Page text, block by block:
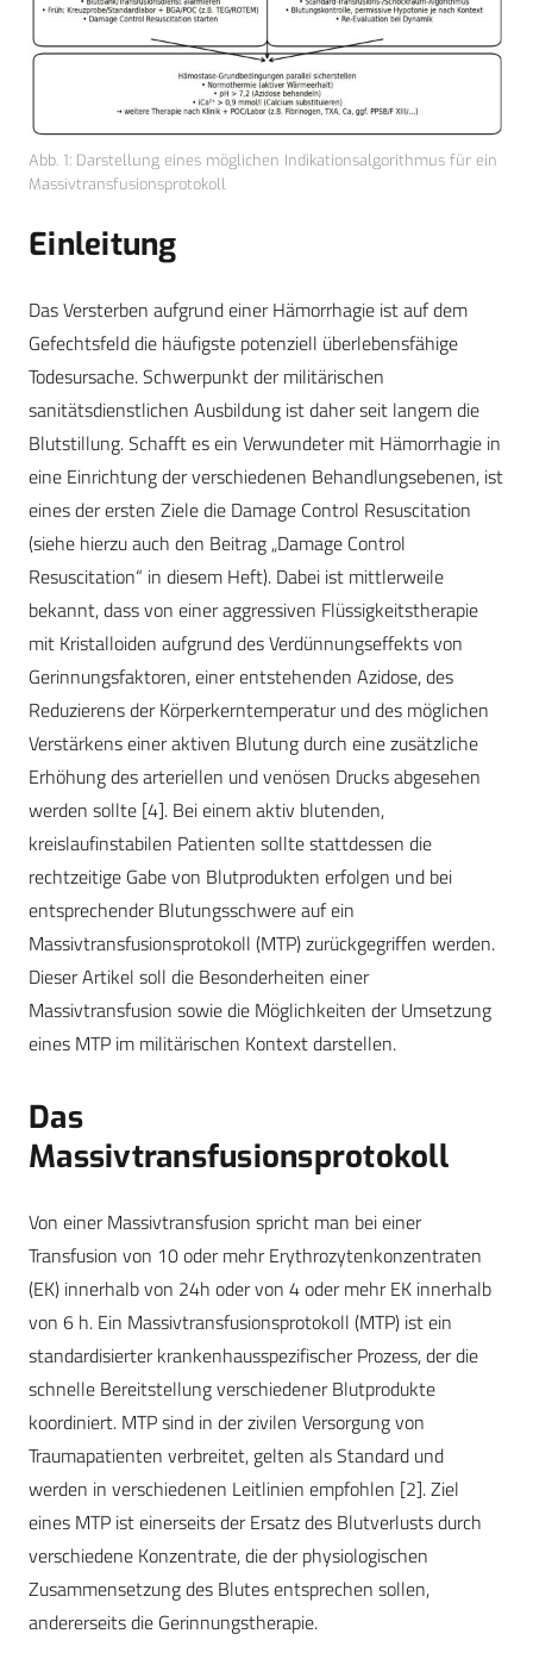
Abb. 1: Darstellung eines möglichen Indikationsalgorithmus für ein
Massivtransfusionsprotokoll
Einleitung
Das Versterben aufgrund einer Hämorrhagie ist auf dem
Gefechtsfeld die häufigste potenziell überlebensfähige
Todesursache. Schwerpunkt der militärischen
sanitätsdienstlichen Ausbildung ist daher seit langem die
Blutstillung. Schafft es ein Verwundeter mit Hämorrhagie in
eine Einrichtung der verschiedenen Behandlungsebenen, ist
eines der ersten Ziele die Damage Control Resuscitation
(siehe hierzu auch den Beitrag „Damage Control
Resuscitation“ in diesem Heft). Dabei ist mittlerweile
bekannt, dass von einer aggressiven Flüssigkeitstherapie
mit Kristalloiden aufgrund des Verdünnungseffekts von
Gerinnungsfaktoren, einer entstehenden Azidose, des
Reduzierens der Körperkerntemperatur und des möglichen
Verstärkens einer aktiven Blutung durch eine zusätzliche
Erhöhung des arteriellen und venösen Drucks abgesehen
werden sollte [4]. Bei einem aktiv blutenden,
kreislaufinstabilen Patienten sollte stattdessen die
rechtzeitige Gabe von Blutprodukten erfolgen und bei
entsprechender Blutungsschwere auf ein
Massivtransfusionsprotokoll (MTP) zurückgegriffen werden.
Dieser Artikel soll die Besonderheiten einer
Massivtransfusion sowie die Möglichkeiten der Umsetzung
eines MTP im militärischen Kontext darstellen.
Das
Massivtransfusionsprotokoll
Von einer Massivtransfusion spricht man bei einer
Transfusion von 10 oder mehr Erythrozytenkonzentraten
(EK) innerhalb von 24h oder von 4 oder mehr EK innerhalb
von 6 h. Ein Massivtransfusionsprotokoll (MTP) ist ein
standardisierter krankenhausspezifischer Prozess, der die
schnelle Bereitstellung verschiedener Blutprodukte
koordiniert. MTP sind in der zivilen Versorgung von
Traumapatienten verbreitet, gelten als Standard und
werden in verschiedenen Leitlinien empfohlen [2]. Ziel
eines MTP ist einerseits der Ersatz des Blutverlusts durch
verschiedene Konzentrate, die der physiologischen
Zusammensetzung des Blutes entsprechen sollen,
andererseits die Gerinnungstherapie.